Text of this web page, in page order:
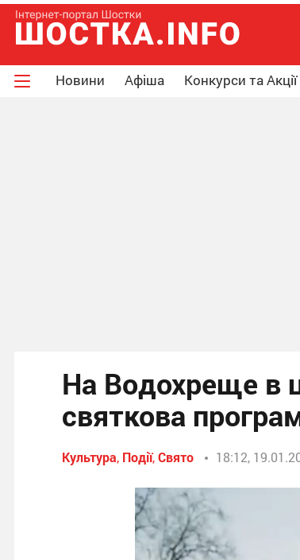
Новини Афіша Конкурси та Акції
На Водохреще в
святкова
Культура, Події,Свято 18:12,